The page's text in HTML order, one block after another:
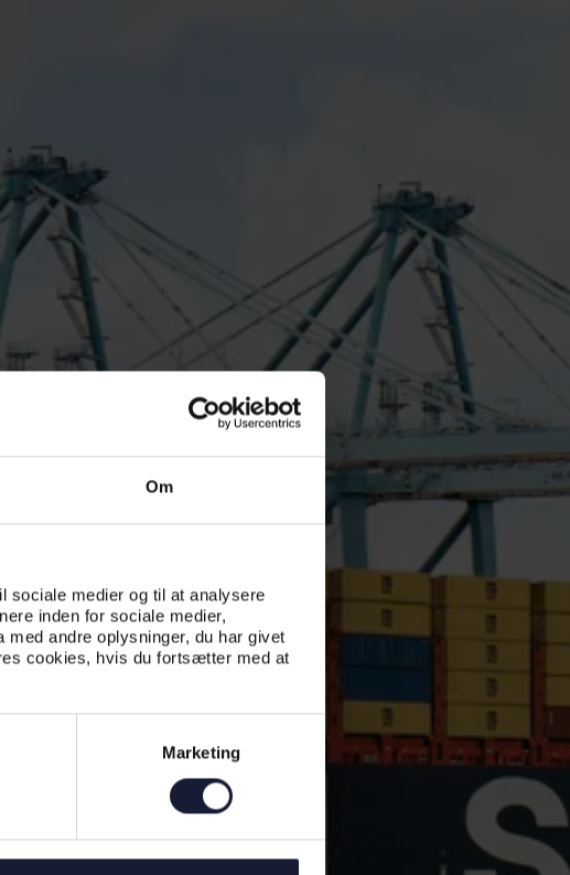
Om
sociale medier og til at analysere
inden for sociale medier,
andre oplysninger, du har givet
cookies, hvis du fortsætter med at
Marketing